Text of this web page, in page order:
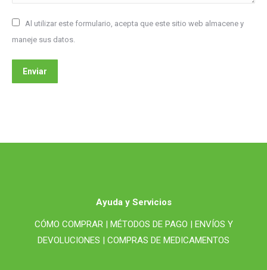
Al utilizar este formulario, acepta que este sitio web almacene y
maneje sus datos.
Enviar
Ayuda y Servicios
CÓMO COMPRAR | MÉTODOS DE PAGO | ENVÍOS Y
DEVOLUCIONES | COMPRAS DE MEDICAMENTOS